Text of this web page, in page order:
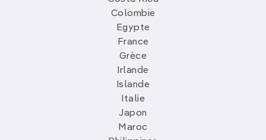
Colombie
Egypte
France
Grèce
Irlande
Islande
Italie
Japon
Maroc